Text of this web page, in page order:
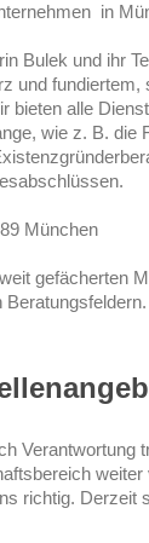
in
Bulek und ihr
und fundiertem,
bieten alle
wie z. B. die
München
gefächerten
Beratungsfeldern.
Verantwortung
richtig. Derzeit